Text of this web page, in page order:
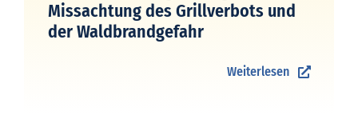
Missachtung des Grillverbots und
der Waldbrandgefahr
Weiterlesen